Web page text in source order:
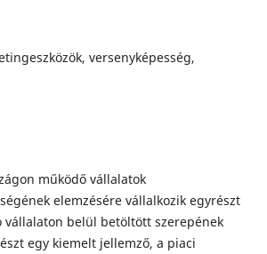
versenyképesség,
működő vállalatok
elemzésére vállalkozik egyrészt
belül betöltött szerepének
egy kiemelt jellemző, a piaci